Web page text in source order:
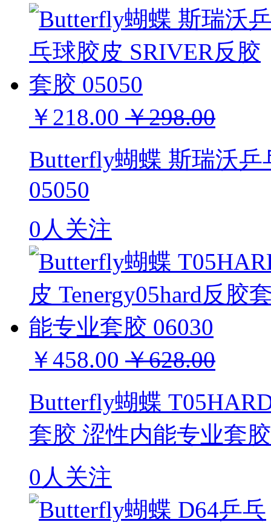
￥218.00 ￥298.00
Butterfly蝴蝶 斯瑞沃
05050
0人关注
￥458.00 ￥628.00
Butterfly蝴蝶
套胶 涩性内能专业套
0人关注